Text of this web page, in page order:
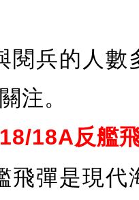
閱兵的人數
注。
18/18A反艦
飛彈是現